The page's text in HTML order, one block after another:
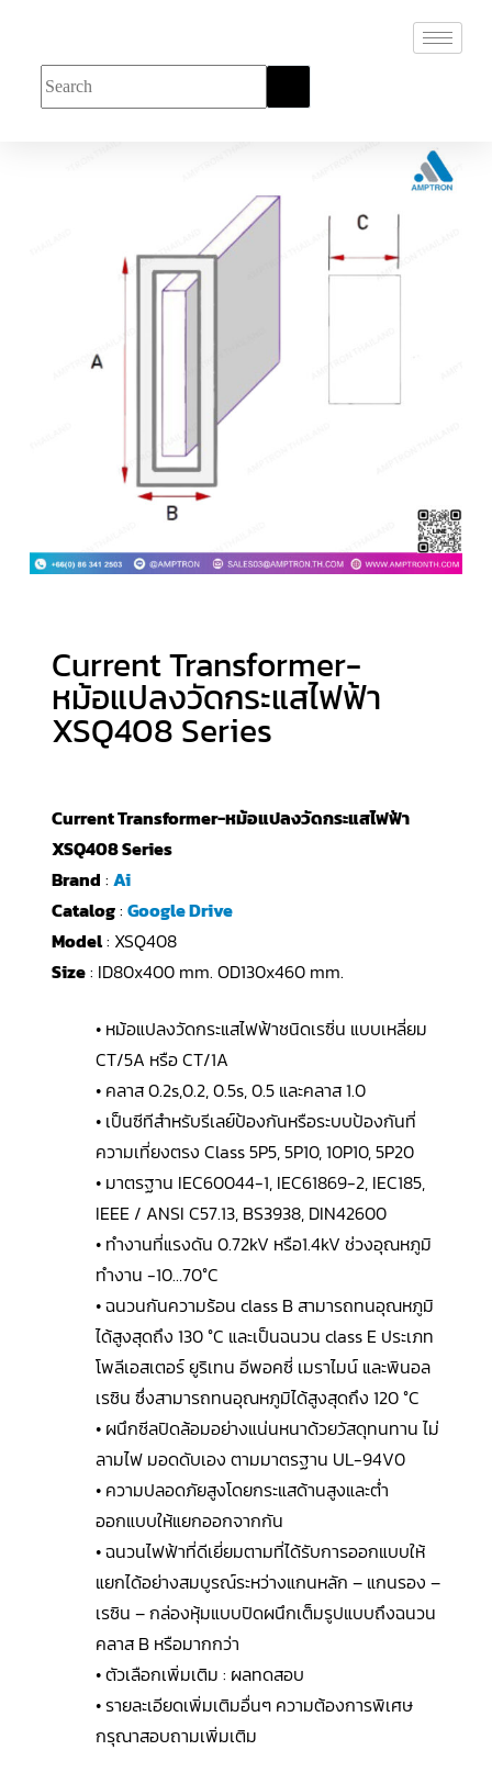
Current Transformer-
หม้อแปลงวัดกระแสไฟฟ้า
XSQ408 Series
Current Transformer-หม้อแปลงวัดกระแสไฟฟ้า
XSQ408 Series
Brand : Ai
Catalog: Google Drive
Model: XSQ408
Size: ID80x400 mm. OD130x460 mm.
• หม้อแปลงวัดกระแสไฟฟ้าชนิดเรซิ่น แบบเหลี่ยม
CT/5A หรือ CT/1A
• คลาส 0.2s,0.2, 0.5s, 0.5 และคลาส 1.0
• เป็นซีทีสำหรับรีเลย์ป้องกันหรือระบบป้องกันที่
ความเที่ยงตรง Class 5P5, 5P10, 10P10, 5P20
• มาตรฐาน IEC60044-1, IEC61869-2, IEC185,
IEEE / ANSI C57.13, BS3938, DIN42600
• ทำงานที่แรงดัน 0.72kV หรือ1.4kV ช่วงอุณหภูมิ
ทำงาน -10…70°C
• ฉนวนกันความร้อน class B สามารถทนอุณหภูมิ
ได้สูงสุดถึง 130 °C และเป็นฉนวน class E ประเภท
โพลีเอสเตอร์ ยูริเทน อีพอคซี่ เมราไมน์ และพินอล
เรซิน ซึ่งสามารถทนอุณหภูมิได้สูงสุดถึง 120 °C
• ผนึกซีลปิดล้อมอย่างแน่นหนาด้วยวัสดุทนทาน ไม่
ลามไฟ มอดดับเอง ตามมาตรฐาน UL-94V0
• ความปลอดภัยสูงโดยกระแสด้านสูงและต่ำ
ออกแบบให้แยกออกจากกัน
• ฉนวนไฟฟ้าที่ดีเยี่ยมตามที่ได้รับการออกแบบให้
แยกได้อย่างสมบูรณ์ระหว่างแกนหลัก – แกนรอง –
เรซิน – กล่องหุ้มแบบปิดผนึกเต็มรูปแบบถึงฉนวน
คลาส B หรือมากกว่า
• ตัวเลือกเพิ่มเติม : ผลทดสอบ
• รายละเอียดเพิ่มเติมอื่นๆ ความต้องการพิเศษ
กรุณาสอบถามเพิ่มเติม